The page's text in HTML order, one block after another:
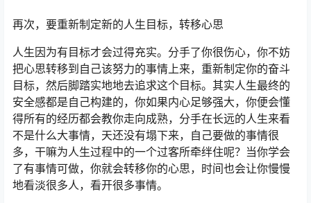
再次，要重新制定新的人生目标，转移心思
人生因为有目标才会过得充实。分手了你很伤心，你不妨
把心思转移到自己该努力的事情上来，重新制定你的奋斗
目标，然后脚踏实地地去追求这个目标。其实人生最终的
安全感都是自己构建的，你如果内心足够强大，你便会懂
得所有的经历都会教你走向成熟，分手在长远的人生来看
不是什么大事情，天还没有塌下来，自己要做的事情很
多，干嘛为人生过程中的一个过客所牵绊住呢？当你学会
了有事情可做，你就会转移你的心思，时间也会让你慢慢
地看淡很多人，看开很多事情。